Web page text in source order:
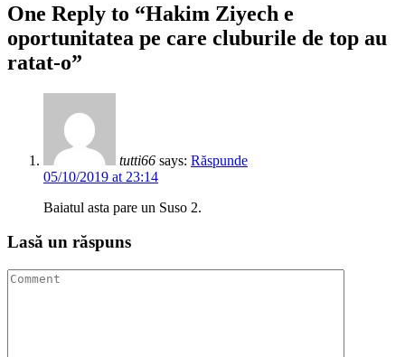
One Reply to “Hakim Ziyech e
oportunitatea pe care cluburile de top au
ratat-o”
tutti66 says: Răspunde
05/10/2019 at 23:14
Baiatul asta pare un Suso 2.
Lasă un răspuns